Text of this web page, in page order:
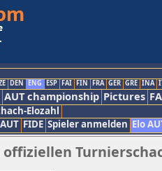
DEN ENG ESP FAI FIN FRA GER GRE INA
AUT championship Pictures
Elozahl
FIDE Spieler anmelden Elo